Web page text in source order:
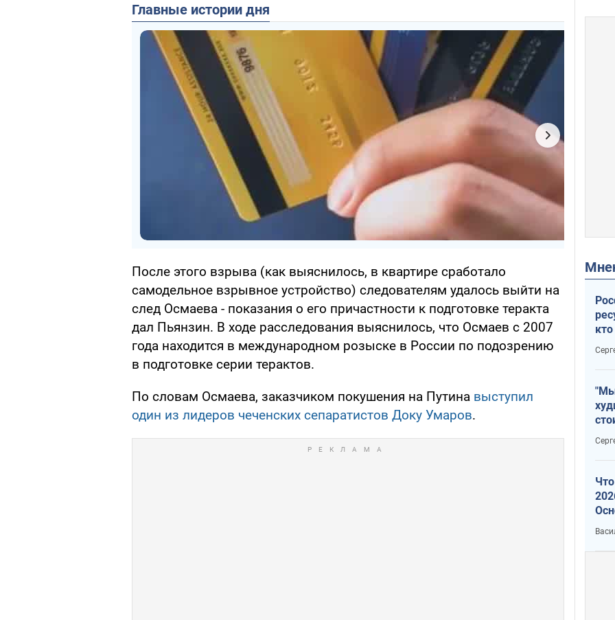
Главные истории дня
После этого взрыва (как выяснилось, в квартире сработало
самодельное взрывное устройство) следователям удалось выйти на
след Осмаева - показания о его причастности к подготовке теракта
дал Пьянзин. В ходе расследования выяснилось, что Осмаев с 2007
года находится в международном розыске в России по подозрению
в подготовке серии терактов.
По словам Осмаева, заказчиком покушения на Путина выступил
один из лидеров чеченских сепаратистов Доку Умаров.